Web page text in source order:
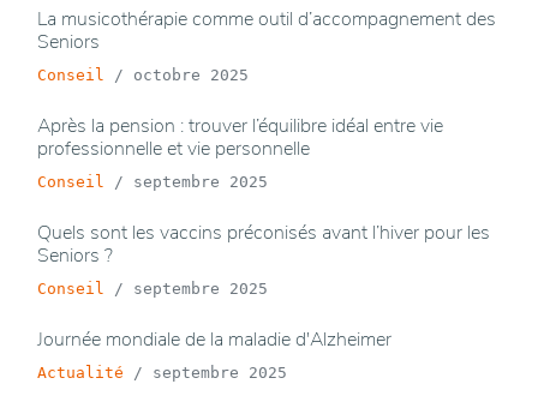
La musicothérapie comme outil d’accompagnement des
Seniors
Conseil / octobre 2025
Après la pension : trouver l’équilibre idéal entre vie
professionnelle et vie personnelle
Conseil / septembre 2025
Quels sont les vaccins préconisés avant l’hiver pour les
Seniors ?
Conseil / septembre 2025
Journée mondiale de la maladie d'Alzheimer
Actualité / septembre 2025